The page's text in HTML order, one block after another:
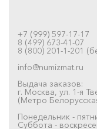
+7 (999) 597-17-17
8 (499) 673-41-07
8 (800) 201-1-201
info@numizmat.ru
Выдача заказов:
г. Москва, ул. 1-я
(Метро
Понедельник -
Суббота -